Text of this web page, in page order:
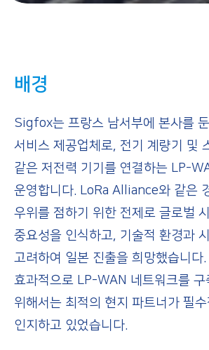
배경
Sigfox는 프랑스 남서부에 본사를
서비스 제공업체로, 전기 계량기 및
같은 저전력 기기를 연결하는 LP-
운영합니다. LoRa Alliance와 같은
우위를 점하기 위한 전제로 글로벌
중요성을 인식하고, 기술적 환경과
고려하여 일본 진출을 희망했습니다.
효과적으로 LP-WAN 네트워크를 구
위해서는 최적의 현지 파트너가 필
인지하고 있었습니다.